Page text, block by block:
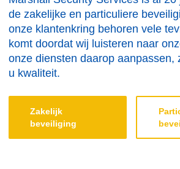
de zakelijke en particuliere
onze klantenkring behoren vele
komt doordat wij luisteren naar
onze diensten daarop aanpassen,
u kwaliteit.
Zakelijk
beveiliging